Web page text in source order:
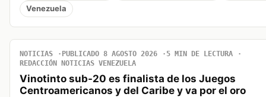
Venezuela
NOTICIAS PUBLICADO 8 AGOSTO 2026
5 MIN DE LECTURA
REDACCIÓN NOTICIAS VENEZUELA
Vinotinto sub-20 es finalista de los Juegos
Centroamericanos y del Caribe y va por el oro